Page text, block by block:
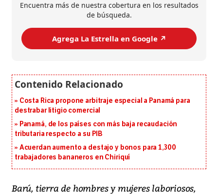
Encuentra más de nuestra cobertura en los resultados
de búsqueda.
Agrega La Estrella en Google ↗️
Costa Rica propone arbitraje especial a Panamá para
destrabar litigio comercial
Panamá, de los países con más baja recaudación
tributaria respecto a su PIB
Acuerdan aumento a destajo y bonos para 1,300
trabajadores bananeros en Chiriquí
Barú, tierra de hombres y mujeres laboriosos,